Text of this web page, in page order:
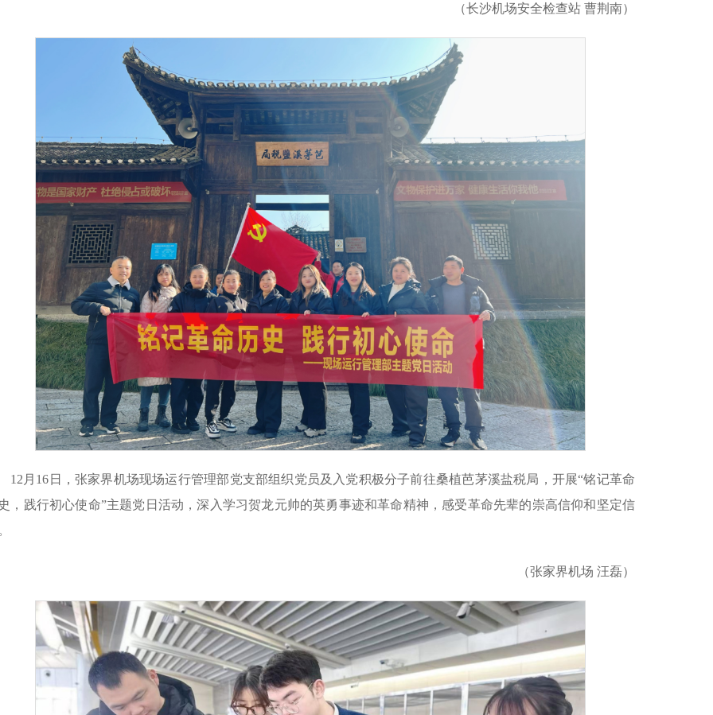
（长沙机场安全检查站 曹荆南）
12月16日，张家界机场现场运行管理部党支部组织党员及入党积极分子前往桑植芭茅溪盐税局，开展“铭记革命
，践行初心使命”主题党日活动，深入学习贺龙元帅的英勇事迹和革命精神，感受革命先辈的崇高信仰和坚定信
（张家界机场 汪磊）